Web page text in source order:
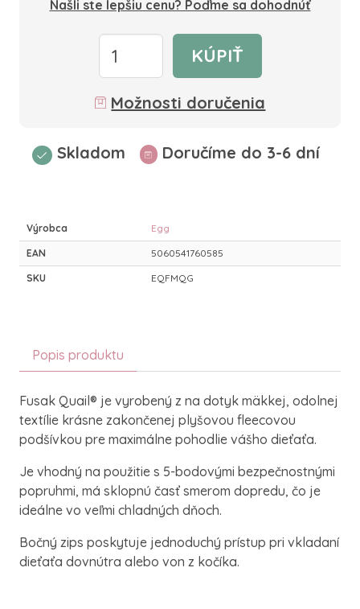
Našli ste lepšiu cenu? Poďme sa dohodnúť
KÚPIŤ
Možnosti doručenia
Skladom Doručíme do 3-6 dní
Výrobca Egg
EAN 5060541760585
SKU EQFMQG
Popis produktu
Fusak Quail® je vyrobený z na dotyk mäkkej, odolnej
textílie krásne zakončenej plyšovou fleecovou
podšívkou pre maximálne pohodlie vášho dieťaťa.
Je vhodný na použitie s 5-bodovými bezpečnostnými
popruhmi, má sklopnú časť smerom dopredu, čo je
ideálne vo veľmi chladných dňoch.
Bočný zips poskytuje jednoduchý prístup pri vkladaní
dieťaťa dovnútra alebo von z kočíka.